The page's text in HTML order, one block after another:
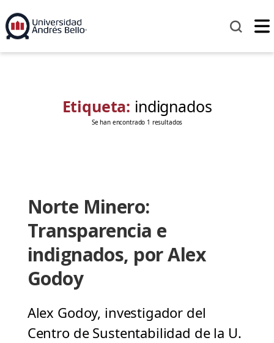
Etiqueta: indignados
Se han encontrado 1 resultados
Norte Minero:
Transparencia e
indignados, por Alex
Godoy
Alex Godoy, investigador del
Centro de Sustentabilidad de la U.